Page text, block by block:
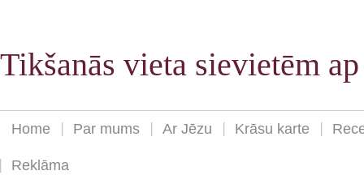
Tikšanās vieta sievietēm
Home Par mums Ar Jēzu Krāsu karte
Reklāma